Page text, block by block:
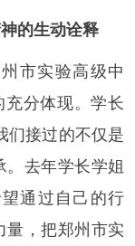
的生动诠释
市实验高级中
充分体现。学长
们接过的不仅是
去年学长学姐
通过自己的行
，把郑州市实